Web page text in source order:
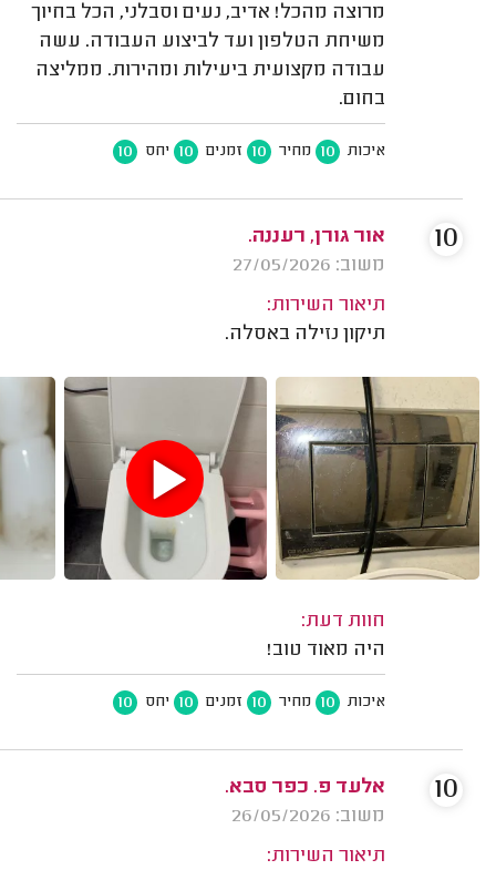
מרוצה מהכל! אדיב, נעים וסבלני, הכל בחיוך
משיחת הטלפון ועד לביצוע העבודה. עשה
עבודה מקצועית ביעילות ומהירות. ממליצה
בחום.
איכות 10 מחיר 10 זמנים 10 יחס 10
אור גורן, רעננה.
משוב: 27/05/2026
תיאור השירות:
תיקון נזילה באסלה.
חוות דעת:
היה מאוד טוב!
איכות 10 מחיר 10 זמנים 10 יחס 10
10
אלעד פ. כפר סבא.
משוב: 26/05/2026
תיאור השירות:
10